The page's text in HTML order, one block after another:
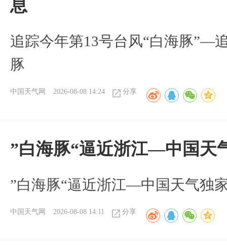
息
追踪今年第13号台风“白海豚”—
豚
中国天气网 2026-08-08 14:24 分享
”白海豚“逼近浙江—中国天
​”白海豚“逼近浙江—中国天气独
中国天气网 2026-08-08 14:11 分享